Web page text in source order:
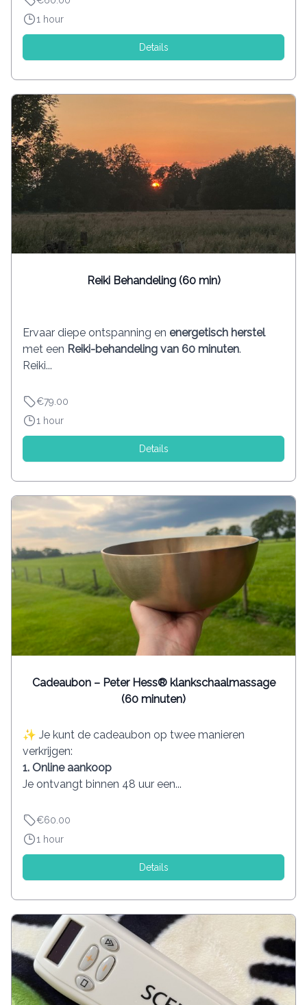
1 hour
Details
Reiki Behandeling (60 min)
Ervaar diepe ontspanning en energetisch herstel
met een Reiki-behandeling van 60 minuten.
Reiki...
€79.00
1 hour
Details
Cadeaubon – Peter Hess® klankschaalmassage
(60 minuten)
✨ Je kunt de cadeaubon op twee manieren
verkrijgen:
1. Online aankoop
Je ontvangt binnen 48 uur een...
€60.00
1 hour
Details